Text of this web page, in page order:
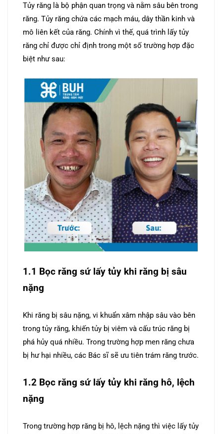
Tủy răng là bộ phận quan trọng và nằm sâu bên trong
răng. Tủy răng chứa các mạch máu, dây thần kinh và
mô liên kết của răng. Chính vì thế, quá trình lấy tủy
răng chỉ được chỉ định trong một số trường hợp đặc
biệt như sau:
1.1 Bọc răng sứ lấy tủy khi răng bị sâu
nặng
Khi răng bị sâu nặng, vi khuẩn xâm nhập sâu vào bên
trong tủy răng, khiến tủy bị viêm và cấu trúc răng bị
phá hủy quá nhiều. Trong trường hợp men răng chưa
bị hư hại nhiều, các Bác sĩ sẽ ưu tiên trám răng trước.
1.2 Bọc răng sứ lấy tủy khi răng hô, lệch
nặng
Trong trường hợp răng bị hô, lệch nặng thì việc lấy tủy